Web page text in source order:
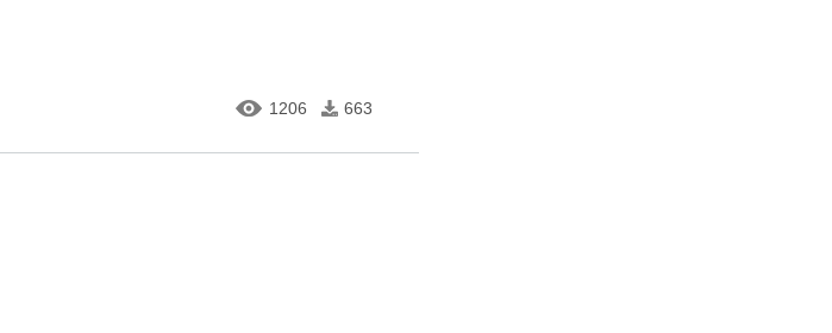
1206 663